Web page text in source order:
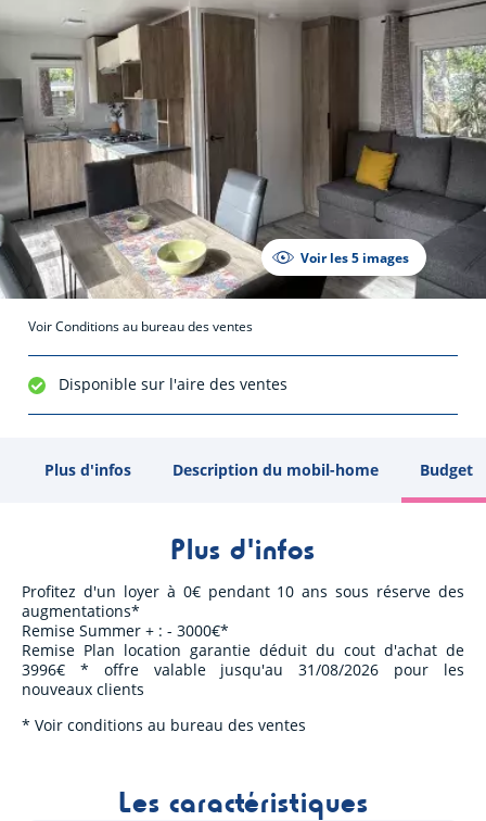
Voir les 5 images
Voir Conditions au bureau des ventes
Disponible sur l'aire des ventes
Plus d'infos Description du mobil-home Budget
Plus d'infos
Profitez d'un loyer à 0€ pendant 10 ans sous réserve des
augmentations*
Remise Summer + : - 3000€*
Remise Plan location garantie déduit du cout d'achat de
3996€ * offre valable jusqu'au 31/08/2026 pour les
nouveaux clients
* Voir conditions au bureau des ventes
Les caractéristiques